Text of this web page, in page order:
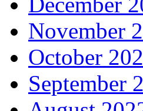
November
October
September